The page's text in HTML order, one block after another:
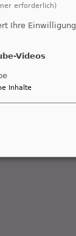
erforderlich)
Ihre
Videos
Inhalte